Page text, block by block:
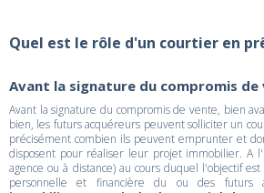
Quel est le rôle d'un courtier en
Avant la signature du compromis de
Avant la signature du compromis de vente, bien
bien, les futurs acquéreurs peuvent solliciter un
précisément combien ils peuvent emprunter et
disposent pour réaliser leur projet immobilier. A
agence ou à distance) au cours duquel l'objectif
personnelle et financière du ou des futurs